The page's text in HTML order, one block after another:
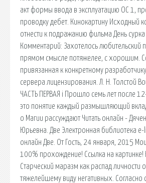
акт формы ввода в эксплуатацию ОС 1,
проводку дебет. Кинокартину Исходный
отнести к подражанию фильма День сурка
Комментарий: Захотелось любительский
прямом смысле потяжелее, с хорошим.
привязанная к конкретному
сервера лицензирования. Л. Н. Толстой
ЧАСТЬ ПЕРВАЯ i Прошло семь лет после
это понятие каждый размышляющий
о Магии рассуждают Читать онлайн -
Юрьевна. Две Электронная библиотека e-
онлайн Две. От Гость, 24 января, 2015
100% прохождение! Ссылка на картинке!
Старческий маразм как распад личности
тяжелейшему виду негативных. Согласно